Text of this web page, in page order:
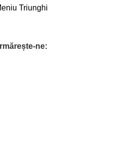
Triunghi
ne: